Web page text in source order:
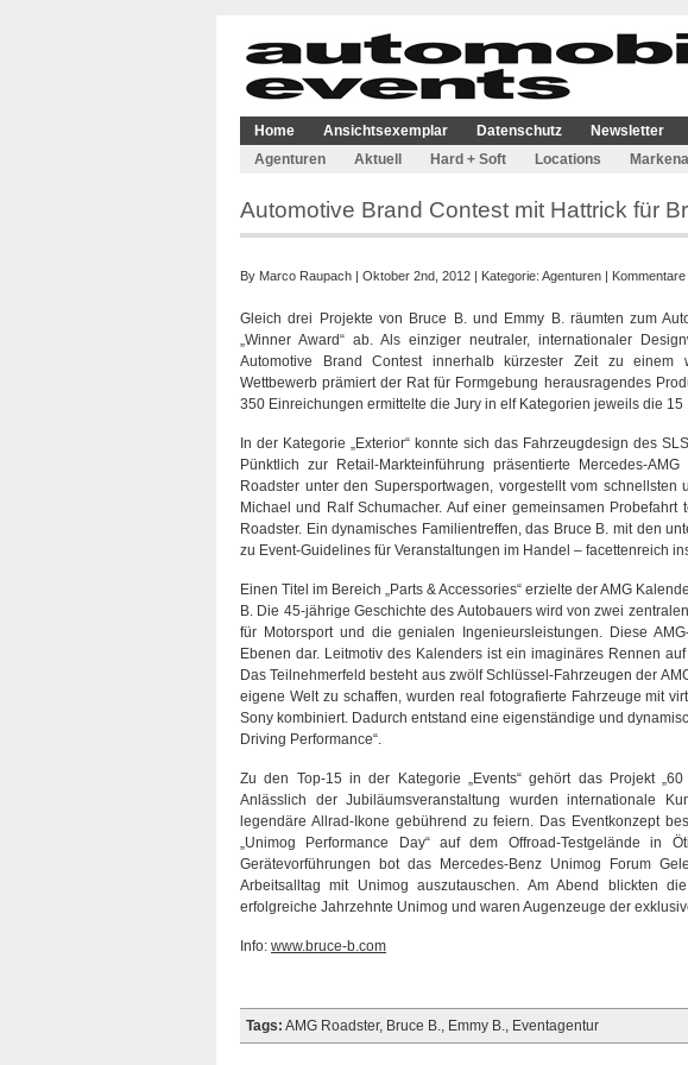
Home Ansichtsexemplar Datenschutz Newsletter
Agenturen
Aktuell Hard + Soft Locations
Automotive Brand Contest mit Hattrick für
By Marco Raupach | Oktober 2nd, 2012 | Kategorie: Agenturen |
Gleich drei Projekte von Bruce B. und Emmy B. räumten zum
„Winner Award“ ab. Als einziger neutraler, internationaler
Automotive Brand Contest innerhalb kürzester Zeit zu einem
Wettbewerb prämiert der Rat für Formgebung herausragendes
350 Einreichungen ermittelte die Jury in elf Kategorien jeweils die 15
In der Kategorie „Exterior“ konnte sich das Fahrzeugdesign des
Pünktlich zur Retail-Markteinführung präsentierte Mercedes-
Roadster unter den Supersportwagen, vorgestellt vom schnellsten
Michael und Ralf Schumacher. Auf einer gemeinsamen
Roadster. Ein dynamisches Familientreffen, das Bruce B. mit den
zu Event-Guidelines für Veranstaltungen im Handel – facettenreich
Einen Titel im Bereich „Parts & Accessories“ erzielte der AMG
B. Die 45-jährige Geschichte des Autobauers wird von zwei
für Motorsport und die genialen Ingenieursleistungen. Diese
Ebenen dar. Leitmotiv des Kalenders ist ein imaginäres Rennen
Das Teilnehmerfeld besteht aus zwölf Schlüssel-Fahrzeugen der
eigene Welt zu schaffen, wurden real fotografierte Fahrzeuge mit
Sony kombiniert. Dadurch entstand eine eigenständige und
Driving Performance“.
Zu den Top-15 in der Kategorie „Events“ gehört das Projekt
Anlässlich der Jubiläumsveranstaltung wurden internationale
legendäre Allrad-Ikone gebührend zu feiern. Das Eventkonzept
„Unimog Performance Day“ auf dem Offroad-Testgelände in
Gerätevorführungen bot das Mercedes-Benz Unimog Forum
Arbeitsalltag mit Unimog auszutauschen. Am Abend blickten
erfolgreiche Jahrzehnte Unimog und waren Augenzeuge der
Info: www.bruce-b.com
Tags: AMG Roadster, Bruce B., Emmy B., Eventagentur